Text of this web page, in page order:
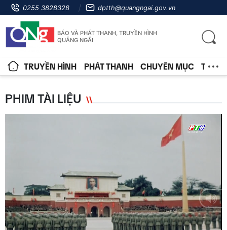
0255 3828328 dptth@quangngai.gov.vn
BÁO VÀ PHÁT THANH, TRUYỀN HÌNH
QUẢNG NGÃI
TRUYỀN HÌNH PHÁT THANH CHUYÊN MỤC TIN
PHIM TÀI LIỆU
Loaded